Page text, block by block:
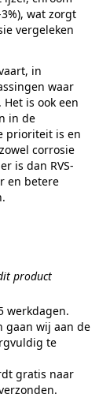
wat zorgt
vergeleken
in
waar
is ook een
in de
prioriteit is en
corrosie
is dan RVS-
en betere
product
werkdagen.
gaan wij aan de
te
gratis naar